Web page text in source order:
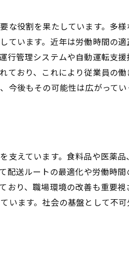
役割を果たしています。多
います。近年は労働時間の
管理システムや自動運転支
おり、これにより従業員の
後もその可能性は広がってい
えています。食料品や医薬
送ルートの最適化や労働時
り、職場環境の改善も重要
ます。社会の基盤として不